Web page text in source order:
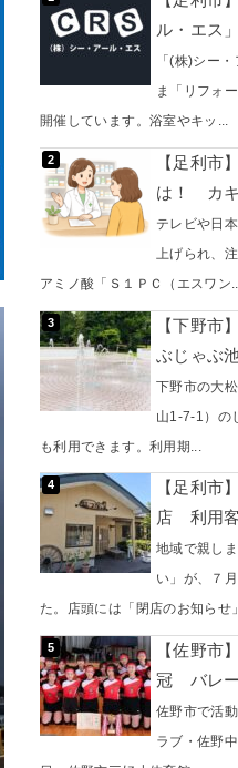
ル・エス
「(株)シー
ま「リフォ
開催しています。浴室やキッ...
【足利市
は！ カ
テレビや日
上げられ、
アミノ酸「Ｓ１ＰＣ（エスワン...
【下野市
ぶじゃぶ
下野市の大
山1-7-1）の
も利用できます。利用期...
【足利市
店 利用
地域で親し
い」が、７
た。店頭には「閉店のお知らせ
【佐野市
冠 バレー
佐野市で活
ラブ・佐野